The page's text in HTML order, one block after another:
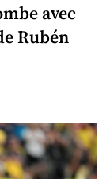
avec
Rubén